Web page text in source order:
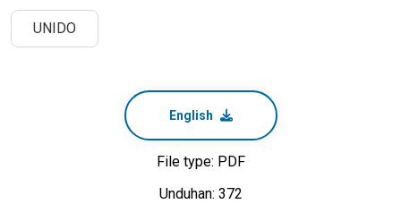
UNIDO
English
File type: PDF
Unduhan: 372